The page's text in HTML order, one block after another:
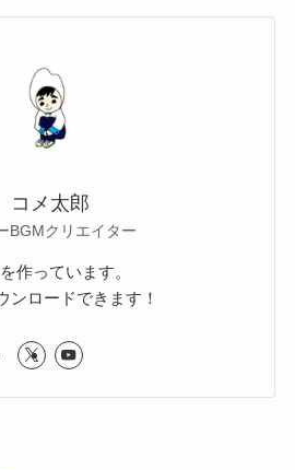
コメ太郎
BGMクリエイター
作っています。
ンロードできます！